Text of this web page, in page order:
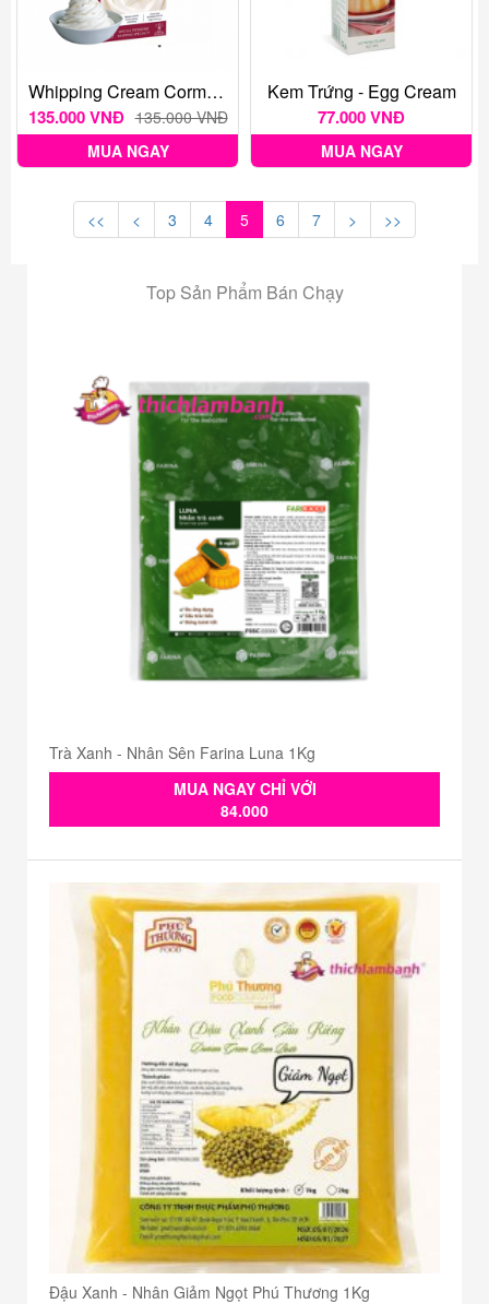
Whipping Cream Corman Sculpture 1L
135.000 VNĐ 135.000 VNĐ
MUA NGAY
Kem Trứng - Egg Cream
77.000 VNĐ
MUA NGAY
<< < 3 4 5 6 7 > >>
Top Sản Phẩm Bán Chạy
Trà Xanh - Nhân Sên Farina Luna 1Kg
MUA NGAY CHỈ VỚI
84.000
Đậu Xanh - Nhân Giảm Ngọt Phú Thương 1Kg